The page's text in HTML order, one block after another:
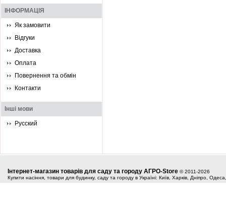
ІНФОРМАЦІЯ
Як замовити
Відгуки
Доставка
Оплата
Повернення та обмін
Контакти
Інші мови
Русский
Інтернет-магазин товарів для саду та городу АГРО-Store © 2011-2026
Купити насіння, товари для будинку, саду та городу в Україні: Київ, Харків, Дніпро,